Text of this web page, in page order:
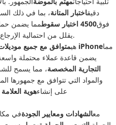
دقيقاختبار المتانة
فوق4500 اختبار سقوط
مما يضمن
يقلل من احتمالية.
حافظة iPhone 16 من Soonleader هي متوافق مع جميع موديلات iPhoneمما
يضمن قاعدة عملاء محتملة
التجارية المخصصة، مما يسمح
والمواد التي تتوافق مع جمهورها
على إنشاءهوية
معالشهادات ومعايير الجودةفي